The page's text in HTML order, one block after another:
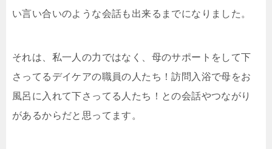
い言い合いのような会話も出来るまでになりました。
それは、私一人の力ではなく、母のサポートをして下
さってるデイケアの職員の人たち！訪問入浴で母をお
風呂に入れて下さってる人たち！との会話やつながり
があるからだと思ってます。